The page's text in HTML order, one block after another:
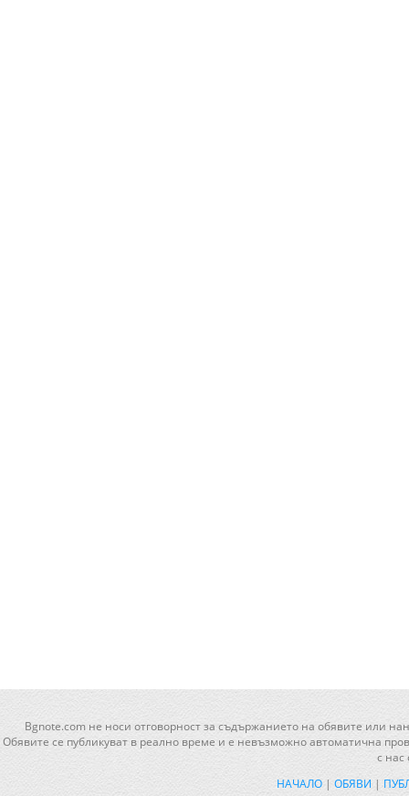
Bgnote.com не носи отговорност за съдържанието на обявите или
Обявите се публикуват в реално време и е невъзможно автоматична
с нас
НАЧАЛО | ОБЯВИ |